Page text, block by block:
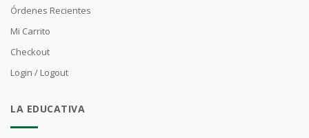
Órdenes Recientes
Mi Carrito
Checkout
Login / Logout
LA EDUCATIVA